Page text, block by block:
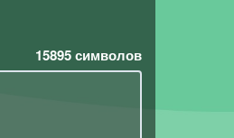
15895символов